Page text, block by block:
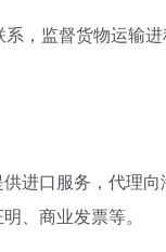
，监督货物运输
进口服务，代理
、商业发票等。